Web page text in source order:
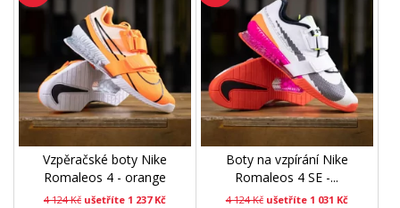
Vzpěračské boty Nike
Romaleos 4 - orange
4 124 Kč ušetříte 1 237 Kč
Boty na vzpírání Nike
Romaleos 4 SE -...
4 124 Kč ušetříte 1 031 Kč